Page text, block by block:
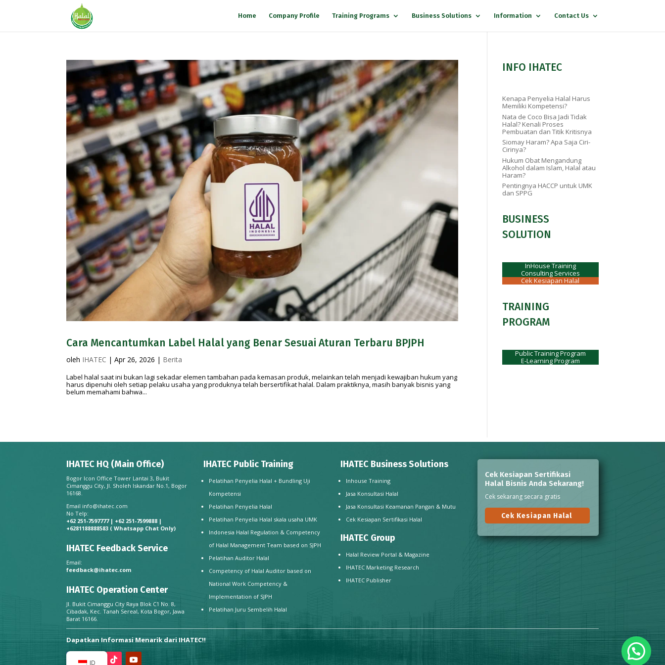
Home Company Profile Training Programs Business Solutions Information Contact Us
Cara Mencantumkan Label Halal yang Benar Sesuai Aturan Terbaru BPJPH
oleh IHATEC |Apr 26, 2026 | Berita
Label halal saat ini bukan lagi sekadar elemen tambahan pada kemasan produk, melainkan telah menjadi kewajiban hukum yang
harus dipenuhi oleh setiap pelaku usaha yang produknya telah bersertifikat halal. Dalam praktiknya, masih banyak bisnis yang
belum memahami bahwa...
INFO IHATEC
Kenapa Penyelia Halal Harus
Memiliki Kompetensi?
Nata de Coco Bisa Jadi Tidak
Halal? Kenali Proses
Pembuatan dan Titik Kritisnya
Siomay Haram? Apa Saja Ciri-
Cirinya?
Hukum Obat Mengandung
Alkohol dalam Islam, Halal atau
Haram?
Pentingnya HACCP untuk UMK
dan SPPG
BUSINESS
SOLUTION
InHouse Training
Consulting Services
Cek Kesiapan Halal
TRAINING
PROGRAM
Public Training Program
E-Learning Program
IHATEC HQ (Main Office)
Bogor Icon Office Tower Lantai 3, Bukit
Cimanggu City, Jl. Sholeh Iskandar No.1, Bogor
16168.
Email info@ihatec.com
No Telp:
+62 251-7597777 | +62 251-7599888 |
+6281188888583 ( Whatsapp Chat Only)
IHATEC Feedback Service
Email:
feedback@ihatec.com
IHATEC Operation Center
Jl. Bukit Cimanggu City Raya Blok C1 No. 8,
Cibadak, Kec. Tanah Sereal, Kota Bogor, Jawa
Barat 16166.
IHATEC Public Training
Pelatihan Penyelia Halal + Bundling Uji
Kompetensi
Pelatihan Penyelia Halal
Pelatihan Penyelia Halal skala usaha UMK
Indonesia Halal Regulation & Competency
of Halal Management Team based on SJPH
Pelatihan Auditor Halal
Competency of Halal Auditor based on
National Work Competency &
Implementation of SJPH
Pelatihan Juru Sembelih Halal
IHATEC Business Solutions
Inhouse Training
Jasa Konsultasi Halal
Jasa Konsultasi Keamanan Pangan & Mutu
Cek Kesiapan Sertifikasi Halal
IHATEC Group
Halal Review Portal & Magazine
IHATEC Marketing Research
IHATEC Publisher
Cek Kesiapan Sertifikasi
Halal Bisnis Anda Sekarang!
Cek sekarang secara gratis
Cek Kesiapan Halal
Dapatkan Informasi Menarik dari IHATEC!!
ID